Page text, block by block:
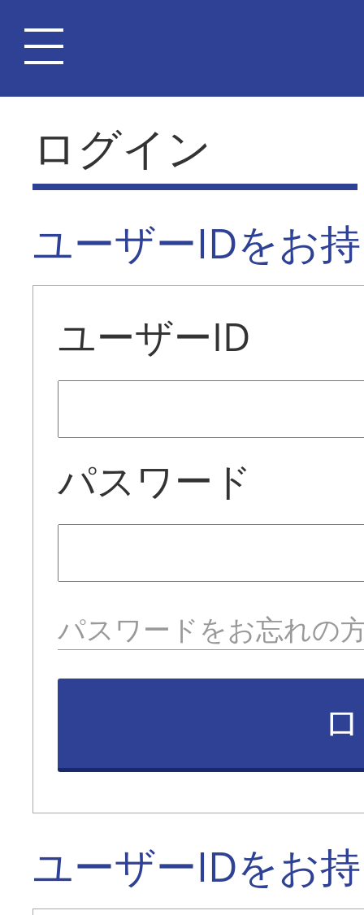
ログイン
ユーザーIDをお
ユーザーID
パスワード
パスワードをお忘れの
ユーザーIDをお